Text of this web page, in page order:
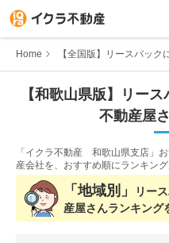
はじめての方へ
不動産会社を探す
物件の価格を知る
Home 【全国版】リースバッ
【和歌山県版】 リー
不動産屋
「イクラ不動産 和歌山県支店」
産会社を、 おすすめ順にランキン
「地域別」 リー
産屋さんランキング